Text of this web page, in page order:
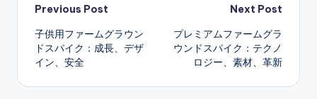
Post
navigation
Previous Post
子供用ファームグラウン
ドスパイク：成長、デザ
イン、安全
Next Post
プレミアムファームグラ
ウンドスパイク：テクノ
ロジー、素材、革新